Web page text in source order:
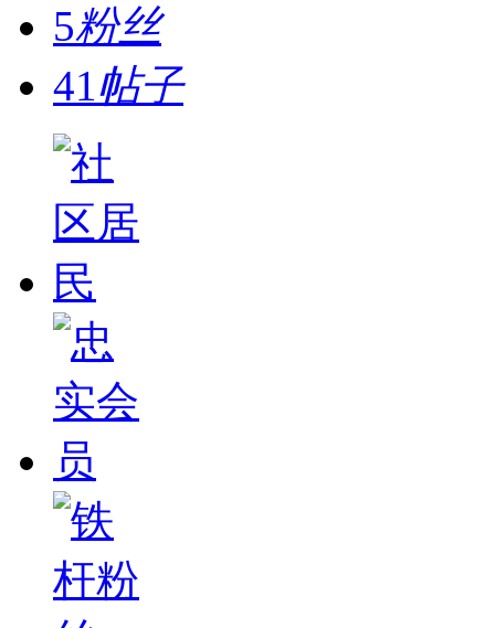
5粉丝
41帖子